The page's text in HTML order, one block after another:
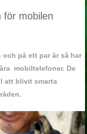
för mobilen
på ett par år så har
mobiltelefoner. De
att blivit smarta